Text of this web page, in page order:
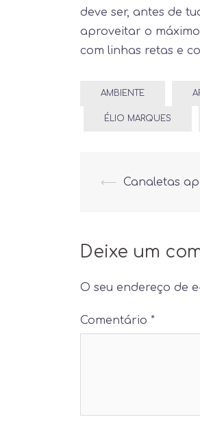
deve ser, antes de
aproveitar o
com linhas retas e
AMBIENTE
ÉLIO MARQUES
Post
⟵ Canaletas
Deixe um
O seu endereço de
Comentário *